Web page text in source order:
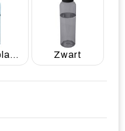
Wolkenblauw Zwart